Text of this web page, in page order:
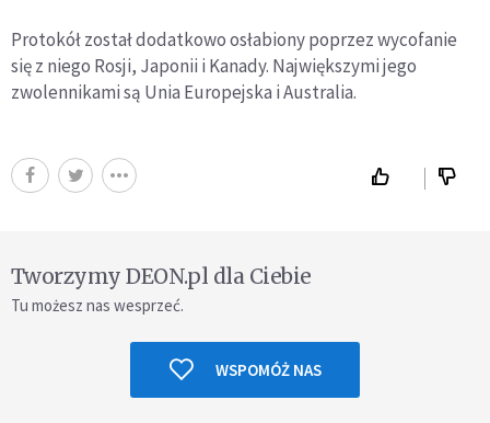
Protokół został dodatkowo osłabiony poprzez wycofanie
się z niego Rosji, Japonii i Kanady. Największymi jego
zwolennikami są Unia Europejska i Australia.
Tworzymy DEON.pl dla Ciebie
Tu możesz nas wesprzeć.
WSPOMÓŻ NAS